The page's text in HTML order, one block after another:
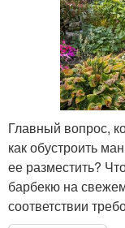
Главный вопрос,
как обустроить
ее разместить?
барбекю на
соответствии